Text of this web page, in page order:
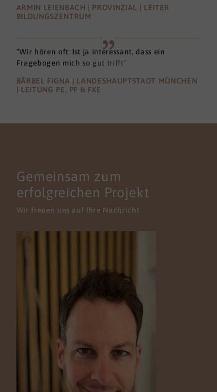
ARMIN LEIENBACH | PROVINZIAL | LEITER
BILDUNGSZENTRUM
"Wir hören oft: Ist ja interessant, dass ein
Fragebogen mich so gut trifft"
BÄRBEL FIGNA | LANDESHAUPTSTADT MÜNCHEN
| LEITUNG PE, PF & FKE
Gemeinsam zum
erfolgreichen Projekt
Wir freuen uns auf Ihre Nachricht